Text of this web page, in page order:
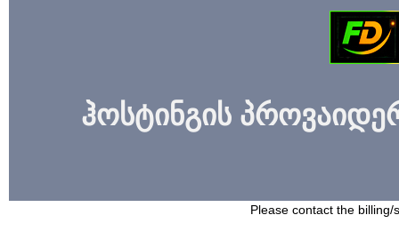
ჰოსტინგის
Please contact the